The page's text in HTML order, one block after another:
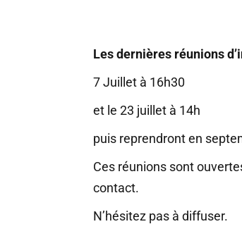
Les dernières réunions
7 Juillet à 16h30
et le 23 juillet à 14h
puis reprendront en
Ces réunions sont
contact.
N’hésitez pas à diffuser.